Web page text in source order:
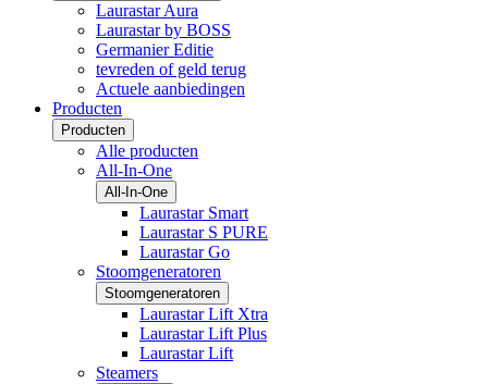
Laurastar Aura
Laurastar by BOSS
Germanier Editie
tevreden of geld terug
Actuele aanbiedingen
Producten
Producten
Alle producten
All-In-One
All-In-One
Laurastar Smart
Laurastar S PURE
Laurastar Go
Stoomgeneratoren
Stoomgeneratoren
Laurastar Lift Xtra
Laurastar Lift Plus
Laurastar Lift
Steamers